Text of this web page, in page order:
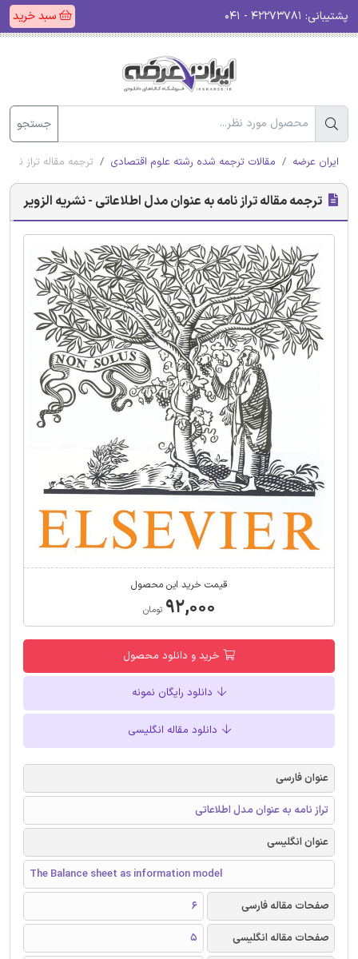
پشتیبانی: سبد خرید
جستجو
ایران عرضه مقالات ترجمه شده رشته علوم اقتصادی ترجمه مقاله تراز
ترجمه مقاله تراز نامه به عنوان مدل اطلاعاتی - نشریه الزویر
قیمت خرید این محصول
۹۲,۰۰۰ تومان
خرید و دانلود محصول
دانلود رایگان نمونه
دانلود مقاله انگلیسی
عنوان فارسی
تراز نامه به عنوان مدل اطلاعاتی
عنوان انگلیسی
The Balance sheet as information model
صفحات مقاله فارسی
6
صفحات مقاله انگلیسی
5